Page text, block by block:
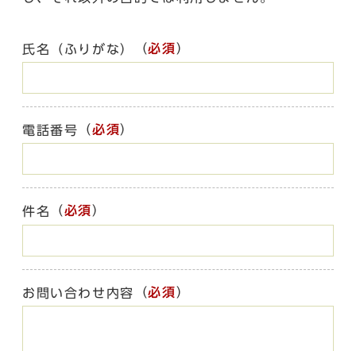
氏名（ふりがな） （必須）
電話番号 （必須）
件名 （必須）
お問い合わせ内容 （必須）